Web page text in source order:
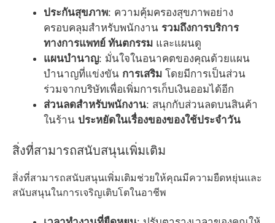
ประกันสุขภาพ: ความคุ้มครองสุขภาพอย่าง
ครอบคลุมสำหรับพนักงาน รวมถึงการบริการ
ทางการแพทย์ ทันตกรรม และแผนดู
แผนบำนาญ: มั่นใจในอนาคตของคุณด้วยแผน
บำนาญที่แข่งขัน การเสริม โดยมีการเป็นส่วน
ร่วมจากบริษัทเพื่อเพิ่มการเก็บเงินออมได้อีก
ส่วนลดสำหรับพนักงาน: สนุกกับส่วนลดบนสินค้า
ในร้าน ประหยัดในเรื่องของของใช้ประจำวัน
สิ่งที่สามารถสนับสนุนเพิ่มเติม
สิ่งที่สามารถสนับสนุนเพิ่มเติมช่วยให้คุณมีความยืดหยุ่นและ
สนับสนุนในการเจริญเติบโตในอาชีพ